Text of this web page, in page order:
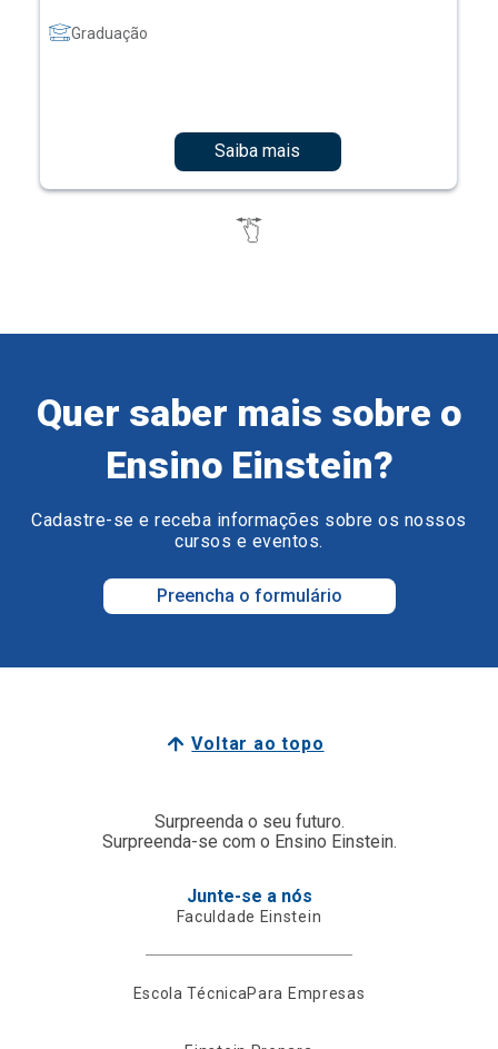
Graduação
Saiba mais
Quer saber mais sobre o
Ensino Einstein?
Cadastre-se e receba informações sobre os nossos
cursos e eventos.
Preencha o formulário
Voltar ao topo
Surpreenda o seu futuro.
Surpreenda-se com o Ensino Einstein.
Junte-se a nós
Faculdade Einstein
Escola TécnicaPara Empresas